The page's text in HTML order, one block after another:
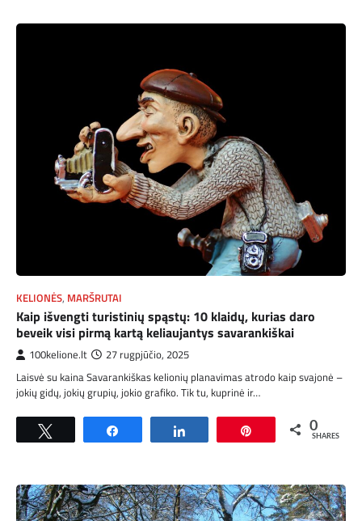
KELIONĖS, MARŠRUTAI
Kaip išvengti turistinių spąstų: 10 klaidų, kurias daro
beveik visi pirmą kartą keliaujantys savarankiškai
100kelione.lt 27 rugpjūčio, 2025
Laisvė su kaina Savarankiškas kelionių planavimas atrodo kaip svajonė –
jokių gidų, jokių grupių, jokio grafiko. Tik tu, kuprinė ir…
0
SHARES